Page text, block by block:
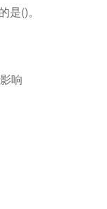
()。
响